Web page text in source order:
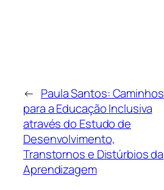
← Paula Santos: Caminhos
para a Educação Inclusiva
através do Estudo de
Desenvolvimento,
Transtornos e Distúrbios da
Aprendizagem